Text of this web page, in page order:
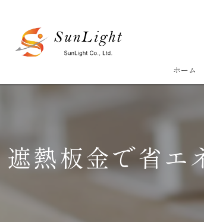
ホーム
遮熱板金で省エ